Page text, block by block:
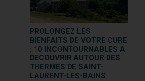
PROLONGEZ LES
BIENFAITS DE VOTRE CURE
: 10 INCONTOURNABLES A
DECOUVRIR AUTOUR DES
THERMES DE SAINT-
LAURENT-LES-BAINS